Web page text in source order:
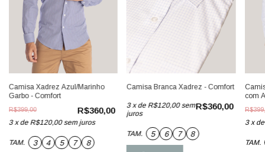
Camisa Xadrez Azul/Marinho
Garbo - Comfort
R$360,00
R$399,00
3 xde R$120,00 sem juros
TAM. 3 4 5 7 8
Camisa Branca Xadrez - Comfort
R$360,00
3 xdeR$120,00 sem
juros
TAM. 5 6 7 8
com
3 x
TAM.